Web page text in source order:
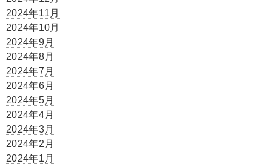
2024年11月
2024年10月
2024年9月
2024年8月
2024年7月
2024年6月
2024年5月
2024年4月
2024年3月
2024年2月
2024年1月